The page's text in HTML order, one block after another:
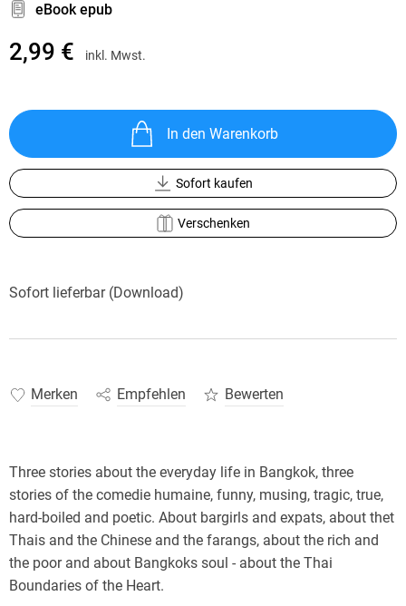
eBook epub
2,99 € inkl. Mwst.
In den Warenkorb
Sofort kaufen
Verschenken
Sofort lieferbar (Download)
Merken Empfehlen Bewerten
Three stories about the everyday life in Bangkok, three
stories of the comedie humaine, funny, musing, tragic, true,
hard-boiled and poetic. About bargirls and expats, about thet
Thais and the Chinese and the farangs, about the rich and
the poor and about Bangkoks soul - about the Thai
Boundaries of the Heart.